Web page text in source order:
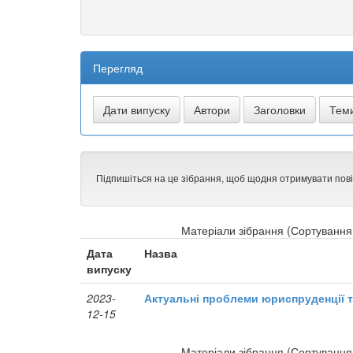
Перегляд
Підпишіться на це зібрання, щоб щодня отримувати
Матеріали зібрання
Дата
випуску
Назва
2023-
12-15
Актуальні проблеми юриспруденції